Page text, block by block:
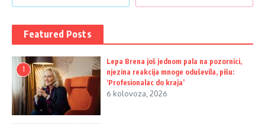
Featured Posts
1
Lepa Brena još jednom pala na pozornici,
njezina reakcija mnoge oduševila, pišu:
‘Profesionalac do kraja’
6 kolovoza, 2026